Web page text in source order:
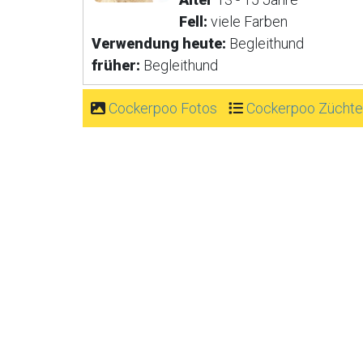
Fell: viele Farben
Verwendung heute: Begleithund
früher: Begleithund
Cockerpoo Fotos Cockerpoo